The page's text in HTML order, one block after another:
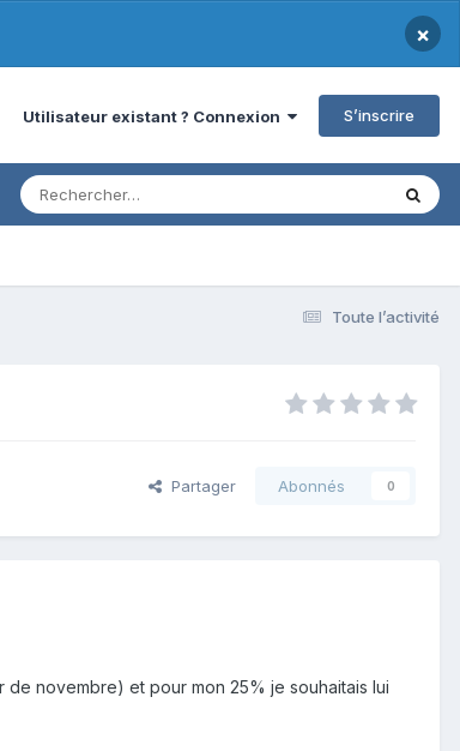
×
Utilisateur existant ? Connexion S’inscrire
Toute l’activité
Partager Abonnés 0
novembre) et pour mon 25% je souhaitais lui